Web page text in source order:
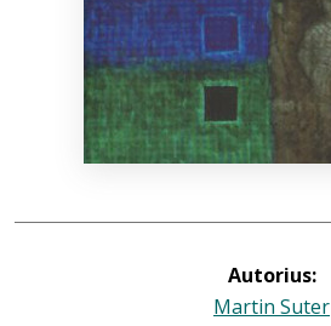
Autorius:
Martin Suter